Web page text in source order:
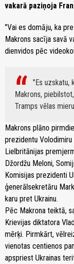
vakarā paziņoja
"Vai es domāju, ka
Makrons sacīja savā
dienvidos pēc
"Es uzskatu,
Makrons,
Tramps vēlas
Makrons plāno
prezidentu Volodimiru
Lielbritānijas
Džordžu Meloni,
Komisijas prezidenti
ģenerālsekretāru
karu pret Ukrainu.
Pēc Makrona teiktā,
Krievijas diktatora
mērķi. Pirmkārt,
vienotas centienos
apspriest Ukrainas